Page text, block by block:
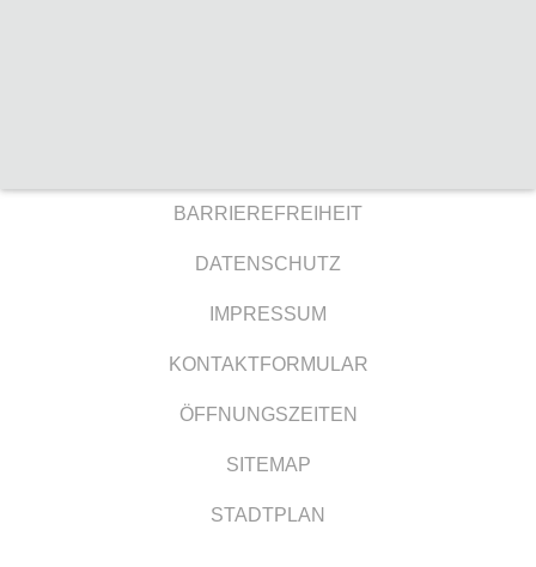
BARRIEREFREIHEIT
DATENSCHUTZ
IMPRESSUM
KONTAKTFORMULAR
ÖFFNUNGSZEITEN
SITEMAP
STADTPLAN